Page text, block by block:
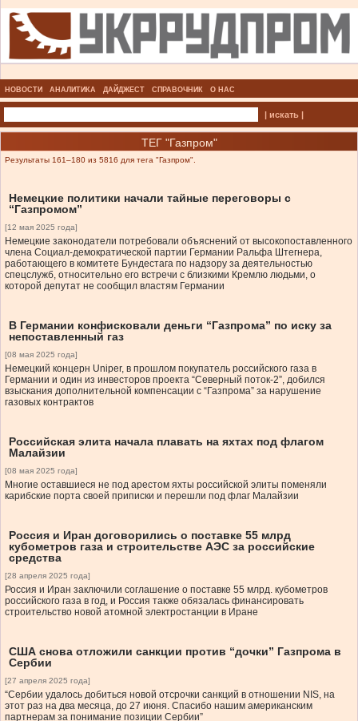
НОВОСТИ АНАЛИТИКА ДАЙДЖЕСТ СПРАВОЧНИК О НАС
| искать |
ТЕГ "Газпром"
Результаты 161–180 из 5816 для тега "Газпром".
Немецкие политики начали тайные переговоры с
“Газпромом”
[12 мая 2025 года]
Немецкие законодатели потребовали объяснений от высокопоставленного
члена Социал-демократической партии Германии Ральфа Штегнера,
работающего в комитете Бундестага по надзору за деятельностью
спецслужб, относительно его встречи с близкими Кремлю людьми, о
которой депутат не сообщил властям Германии
В Германии конфисковали деньги “Газпрома” по иску за
непоставленный газ
[08 мая 2025 года]
Немецкий концерн Uniper, в прошлом покупатель российского газа в
Германии и один из инвесторов проекта “Северный поток-2”, добился
взыскания дополнительной компенсации с “Газпрома” за нарушение
газовых контрактов
Российская элита начала плавать на яхтах под флагом
Малайзии
[08 мая 2025 года]
Многие оставшиеся не под арестом яхты российской элиты поменяли
карибские порта своей приписки и перешли под флаг Малайзии
Россия и Иран договорились о поставке 55 млрд
кубометров газа и строительстве АЭС за российские
средства
[28 апреля 2025 года]
Россия и Иран заключили соглашение о поставке 55 млрд. кубометров
российского газа в год, и Россия также обязалась финансировать
строительство новой атомной электростанции в Иране
США снова отложили санкции против “дочки” Газпрома в
Сербии
[27 апреля 2025 года]
“Сербии удалось добиться новой отсрочки санкций в отношении NIS, на
этот раз на два месяца, до 27 июня. Спасибо нашим американским
партнерам за понимание позиции Сербии”